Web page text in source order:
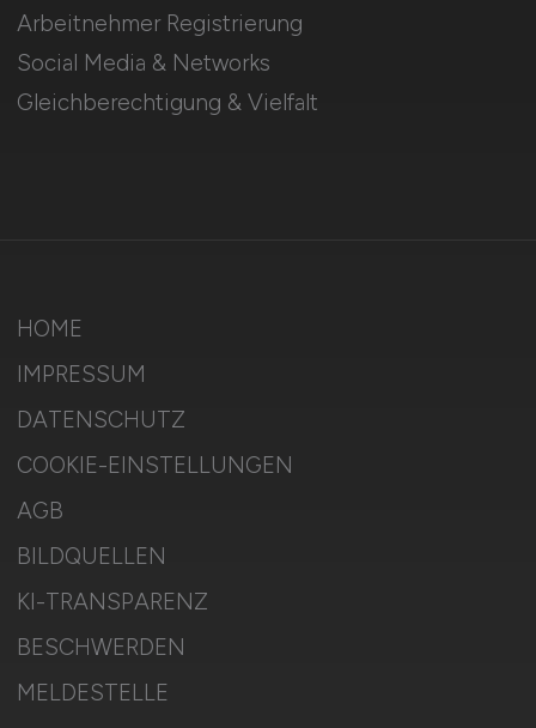
Arbeitnehmer Registrierung
Social Media & Networks
Gleichberechtigung & Vielfalt
HOME
IMPRESSUM
DATENSCHUTZ
COOKIE-EINSTELLUNGEN
AGB
BILDQUELLEN
KI-TRANSPARENZ
BESCHWERDEN
MELDESTELLE